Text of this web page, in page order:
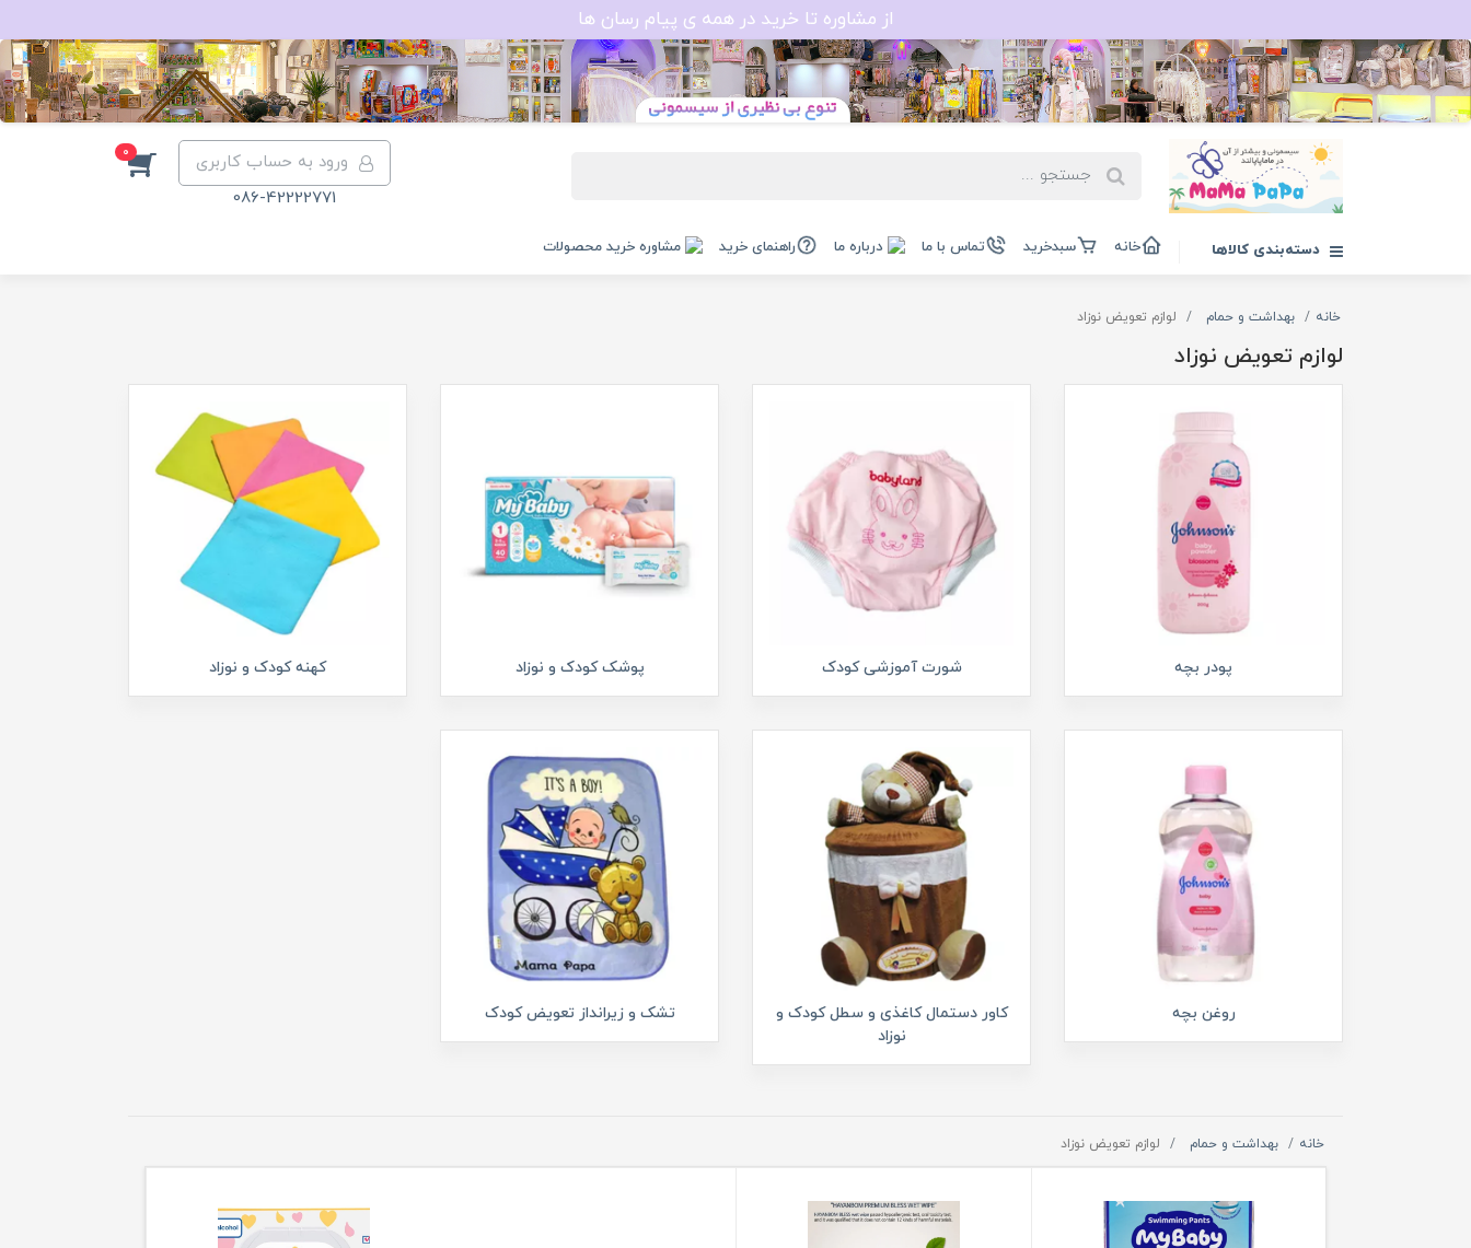
از مشاوره تا خرید در همه ی پیام رسان ها
ورود به حساب کاربری
086-42222771
0
دسته‌بندی کالاها خانه سبدخرید تماس با ما درباره ما راهنمای خرید مشاوره خرید محصولات
خانه بهداشت و حمام لوازم تعویض نوزاد
لوازم تعویض نوزاد
پودر بچه شورت آموزشی کودک پوشک کودک و نوزاد کهنه کودک و نوزاد
روغن بچه
کاور دستمال کاغذی و سطل کودک و
نوزاد
تشک و زیرانداز تعویض کودک
خانه بهداشت و حمام لوازم تعویض نوزاد